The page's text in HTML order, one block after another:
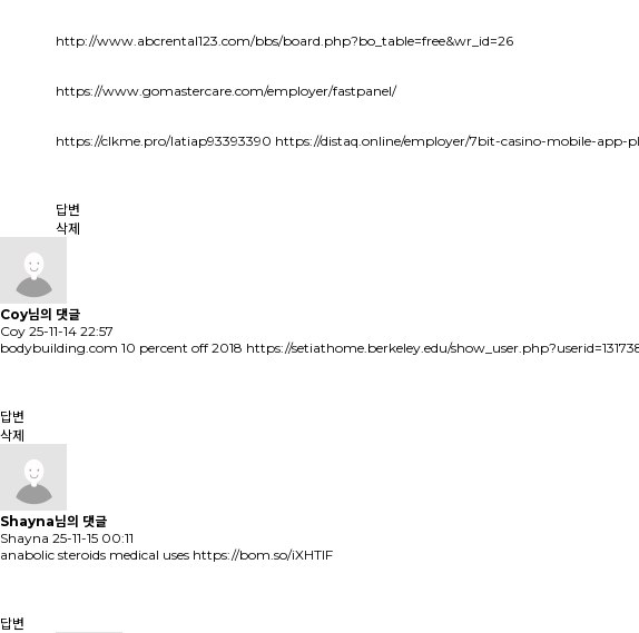
http://www.abcrental123.com/bbs/board.php?bo_table=free&wr_id=26
https://www.gomastercare.com/employer/fastpanel/
https://clkme.pro/latiap93393390 https://distaq.online/employer/7bit-casino-mobile-
답변
삭제
Coy님의 댓글
Coy 25-11-14 22:57
bodybuilding.com 10 percent off 2018 https://setiathome.berkeley.edu/
답변
삭제
Shayna님의 댓글
Shayna 25-11-15 00:11
anabolic steroids medical uses https://bom.so/iXHTIF
답변